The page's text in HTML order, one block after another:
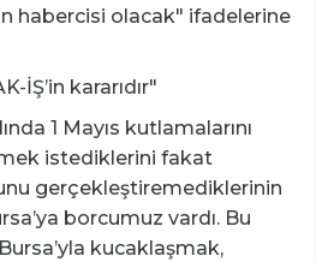
habercisi olacak" ifadelerine
İŞ’in kararıdır"
1 Mayıs kutlamalarını
istediklerini fakat
gerçekleştiremediklerinin
borcumuz vardı. Bu
kucaklaşmak,